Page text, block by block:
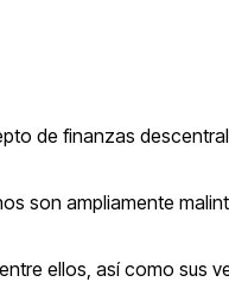
de finanzas
son ampliamente
ellos, así como sus